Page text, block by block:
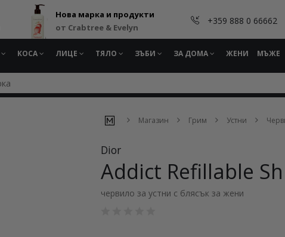
Нова марка и продукти
от Crabtree & Evelyn
+359 888 0 66662
КОСА ЛИЦЕ ТЯЛО ЗЪБИ ЗА ДОМА ЖЕНИ МЪЖЕ
Магазин Грим Устни
Dior
Addict Refillable
червило за устни с блясък за жени